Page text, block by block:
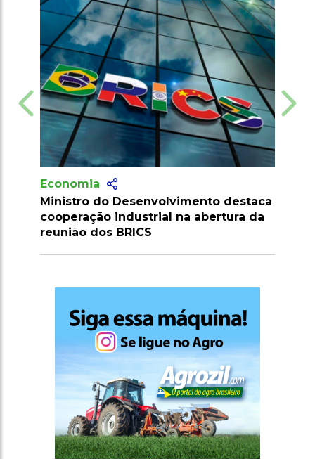
Economia
Brasil cria Conselho Interministerial
para fortalecer sua soberania